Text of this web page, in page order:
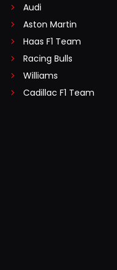
Audi
Aston Martin
Haas F1 Team
Racing Bulls
Williams
Cadillac F1 Team